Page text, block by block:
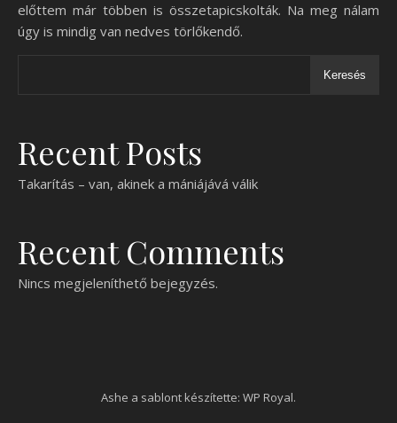
előttem már többen is összetapicskolták. Na meg nálam
úgy is mindig van nedves törlőkendő.
Keresés
Recent Posts
Takarítás – van, akinek a mániájává válik
Recent Comments
Nincs megjeleníthető bejegyzés.
Ashe a sablont készítette: WP Royal.